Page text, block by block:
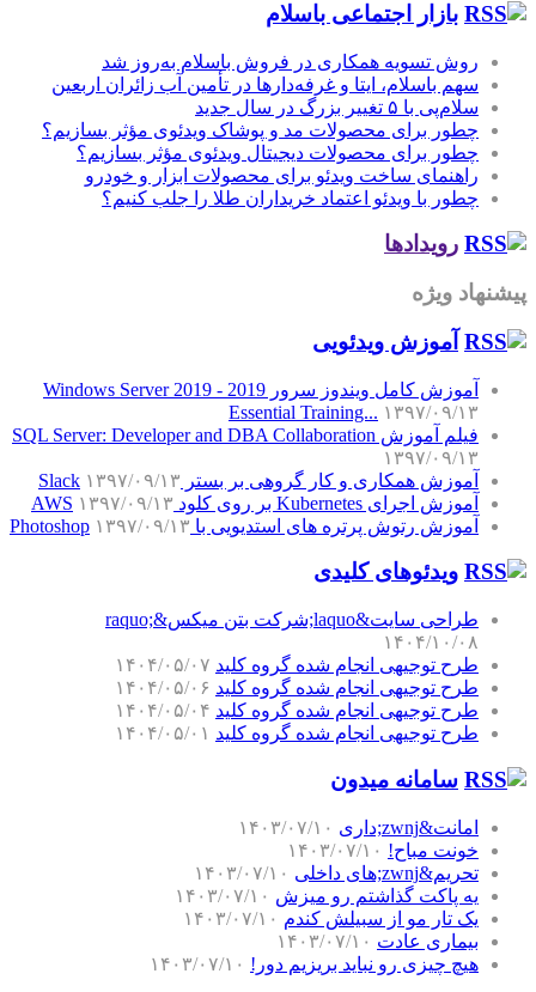
بازار اجتماعی باسلام
روش تسویه همکاری در فروش باسلام به‌روز شد
سهم باسلام، ایتا و غرفه‌دارها در تأمین آب زائران اربعین
سلام‌پی با ۵ تغییر بزرگ در سال جدید
چطور برای محصولات مد و پوشاک ویدئوی مؤثر بسازیم؟
چطور برای محصولات دیجیتال ویدئوی مؤثر بسازیم؟
راهنمای ساخت ویدئو برای محصولات ابزار و خودرو
چطور با ویدئو اعتماد خریداران طلا را جلب کنیم؟
رویدادها
پیشنهاد ویژه
آموزش‌ ویدئویی
آموزش کامل ویندوز سرور 2019 - Windows Server 2019
Essential Training... ۱۳۹۷/۰۹/۱۳
فیلم آموزش SQL Server: Developer and DBA Collaboration
۱۳۹۷/۰۹/۱۳
آموزش همکاری و کار گروهی بر بستر Slack ۱۳۹۷/۰۹/۱۳
آموزش اجرای Kubernetes بر روی کلود AWS
۱۳۹۷/۰۹/۱۳
آموزش رتوش پرتره های استدیویی با Photoshop ۱۳۹۷/۰۹/۱۳
ویدئوهای کلیدی
طراحی سایت&laquo;شرکت بتن میکس&raquo;
۱۴۰۴/۱۰/۰۸
طرح توجیهی انجام شده گروه کلید ۱۴۰۴/۰۵/۰۷
طرح توجیهی انجام شده گروه کلید ۱۴۰۴/۰۵/۰۶
طرح توجیهی انجام شده گروه کلید ۱۴۰۴/۰۵/۰۴
طرح توجیهی انجام شده گروه کلید ۱۴۰۴/۰۵/۰۱
سامانه میدون
امانت&zwnj;داری
۱۴۰۳/۰۷/۱۰
خونت مباح! ۱۴۰۳/۰۷/۱۰
تحریم&zwnj;های داخلی
۱۴۰۳/۰۷/۱۰
یه پاکت گذاشتم رو میزش ۱۴۰۳/۰۷/۱۰
یک تار مو از سبیلش کندم ۱۴۰۳/۰۷/۱۰
بیماری عادت ۱۴۰۳/۰۷/۱۰
هیچ چیزی رو نباید بریزیم دور! ۱۴۰۳/۰۷/۱۰